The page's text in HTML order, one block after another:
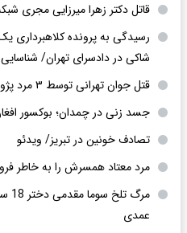
قاتل دکتر زهرا میرزایی مجری
شاکی در دادسرای تهران/ شناسایی و توقیف ۲ همت
قتل جوان تهرانی توسط ۳ مرد پژوسوار
جسد زنی در چمدان؛ بوکسور
تصادف خونین در تبریز/ ویدئو
مرد معتاد همسرش را به خاطر
عمدی